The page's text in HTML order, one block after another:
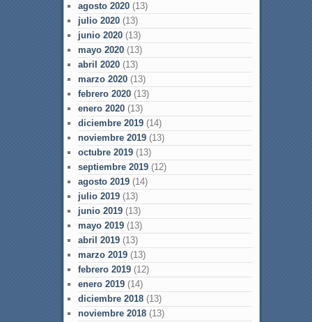
agosto 2020(13)
julio 2020(13)
junio 2020(13)
mayo 2020(13)
abril 2020(13)
marzo 2020(13)
febrero 2020(13)
enero 2020(13)
diciembre 2019(14)
noviembre 2019(13)
octubre 2019(13)
septiembre 2019(12)
agosto 2019(14)
julio 2019(13)
junio 2019(13)
mayo 2019(13)
abril 2019(13)
marzo 2019(13)
febrero 2019(12)
enero 2019(14)
diciembre 2018(13)
noviembre 2018(13)